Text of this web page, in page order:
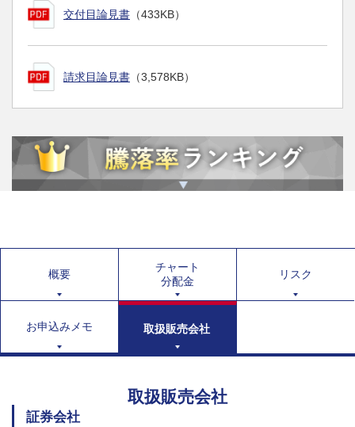
交付目論見書 （433KB）
請求目論見書 （3,578KB）
概要
チャート
分配金
リスク
お申込みメモ 取扱販売会社
取扱販売会社
証券会社